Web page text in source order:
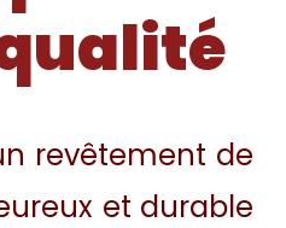
revêtement de
et durable